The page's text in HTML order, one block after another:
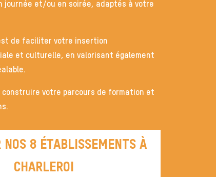
journée et/ou en soirée, adaptés à votre
de faciliter votre insertion
et culturelle, en valorisant également
construire votre parcours de formation et
NOS 8 ÉTABLISSEMENTS À
CHARLEROI